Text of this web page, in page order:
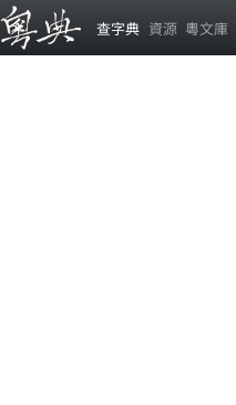
查字典 資源 粵文庫